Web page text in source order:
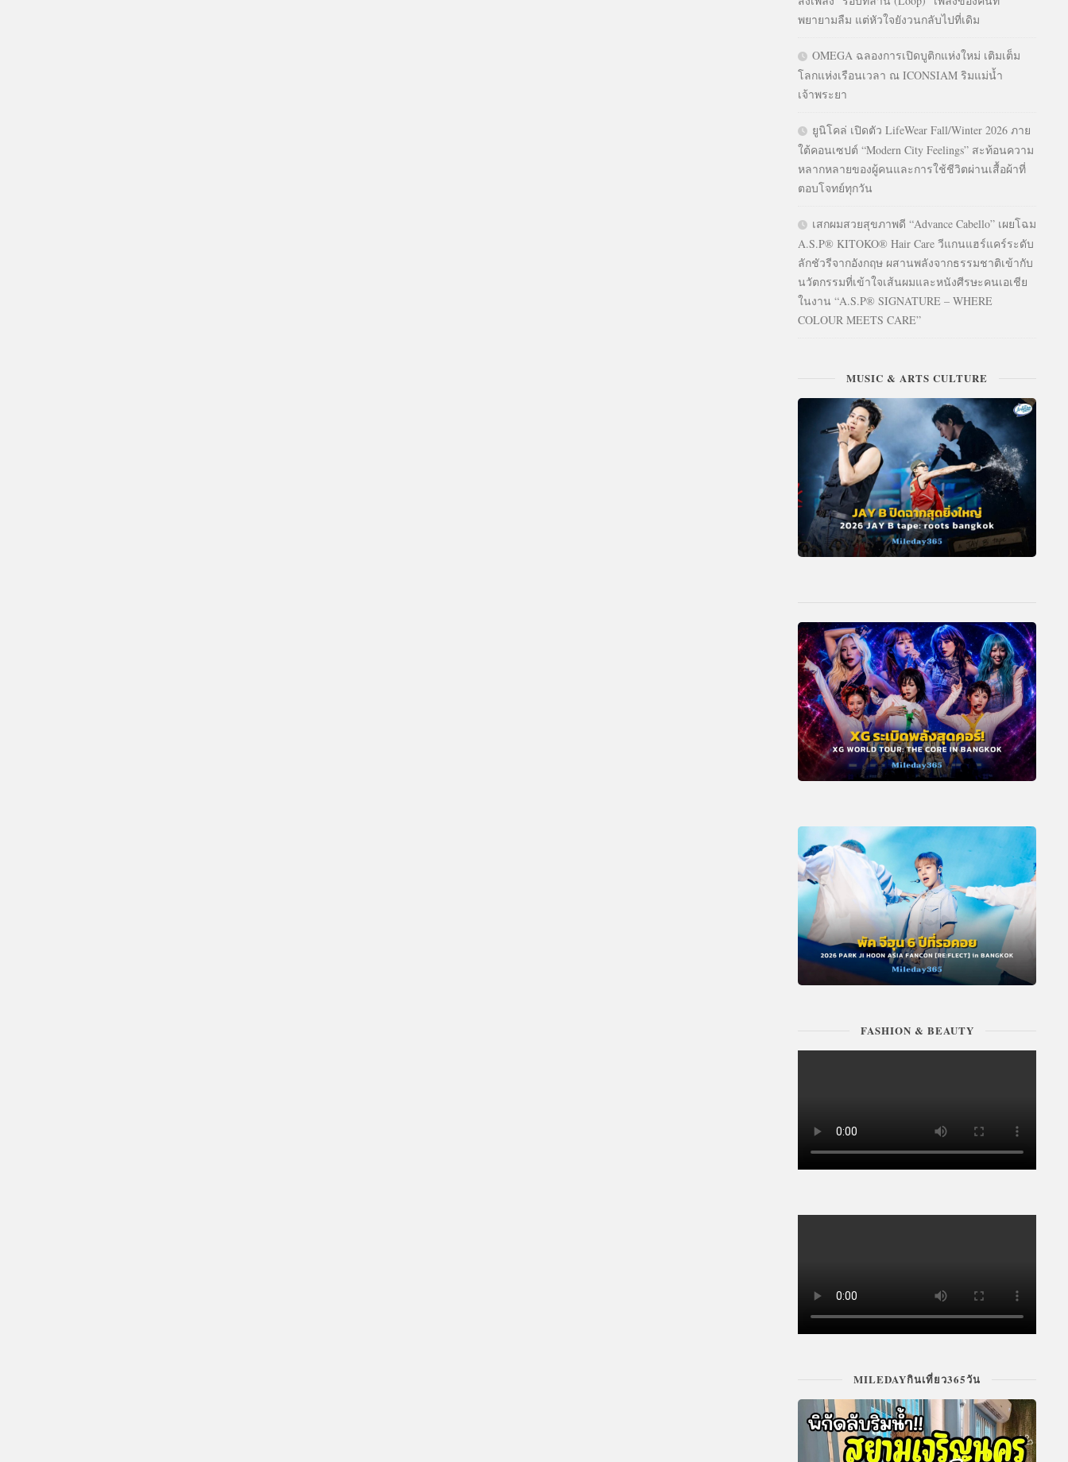
พยายามลืม แต่หัวใจยังวนกลับไปที่เดิม
OMEGA ฉลองการเปิดบูติกแห่งใหม่ เติมเต็ม
โลกแห่งเรือนเวลา ณ ICONSIAM ริมแม่น้ำ
เจ้าพระยา
ยูนิโคล่ เปิดตัว LifeWear Fall/Winter 2026 ภาย
ใต้คอนเซปต์ “Modern City Feelings” สะท้อนความ
หลากหลายของผู้คนและการใช้ชีวิตผ่านเสื้อผ้าที่
ตอบโจทย์ทุกวัน
เสกผมสวยสุขภาพดี “Advance Cabello” เผยโฉม
A.S.P® KITOKO® Hair Care วีแกนแฮร์แคร์ระดับ
ลักชัวรีจากอังกฤษ ผสานพลังจากธรรมชาติเข้ากับ
นวัตกรรมที่เข้าใจเส้นผมและหนังศีรษะคนเอเชีย
ในงาน “A.S.P® SIGNATURE – WHERE
COLOUR MEETS CARE”
MUSIC & ARTS CULTURE
FASHION & BEAUTY
MILEDAYกินเที่ยว365วัน